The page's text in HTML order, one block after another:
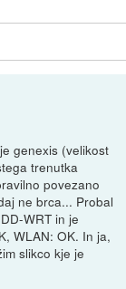
genexis (velikost
trenutka
povezano
ne brca... Probal
WRT in je
WLAN: OK. In ja,
slikco kje je